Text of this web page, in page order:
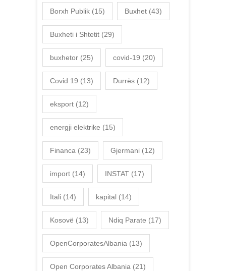
Borxh Publik (15) Buxhet (43)
Buxheti i Shtetit (29)
buxhetor (25) covid-19 (20)
Covid 19 (13) Durrës (12)
eksport (12)
energji elektrike (15)
Financa (23) Gjermani (12)
import (14) INSTAT (17)
Itali (14) kapital (14)
Kosovë (13) Ndiq Parate (17)
OpenCorporatesAlbania (13)
Open Corporates Albania (21)